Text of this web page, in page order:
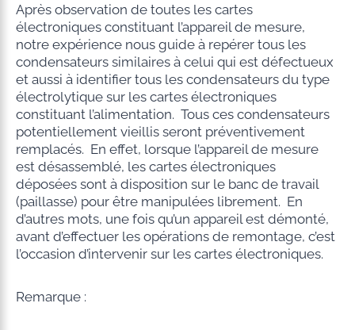
Après observation de toutes les cartes
électroniques constituant l’appareil de mesure,
notre expérience nous guide à repérer tous les
condensateurs similaires à celui qui est défectueux
et aussi à identifier tous les condensateurs du type
électrolytique sur les cartes électroniques
constituant l’alimentation. Tous ces condensateurs
potentiellement vieillis seront préventivement
remplacés. En effet, lorsque l’appareil de mesure
est désassemblé, les cartes électroniques
déposées sont à disposition sur le banc de travail
(paillasse) pour être manipulées librement. En
d’autres mots, une fois qu’un appareil est démonté,
avant d’effectuer les opérations de remontage, c’est
l’occasion d’intervenir sur les cartes électroniques.
Remarque :